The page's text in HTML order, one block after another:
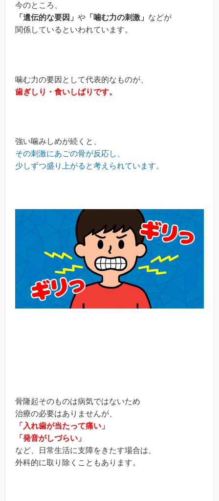
今のところ、
「遺伝的な要因」 や 「噛む力の刺激」 などが
関係しているといわれています。
噛む力の要因として代表的なものが、
歯ぎしり・食いしばりです。
強い噛みしめが続くと、
その刺激にあごの骨が反応し、
少しずつ盛り上がると考えられています。
骨隆起そのものは病気ではないため
治療の必要はありませんが、
「入れ歯が当たって痛い」
「発音がしづらい」
など、日常生活に支障をきたす場合は、
外科的に取り除くこともあります。